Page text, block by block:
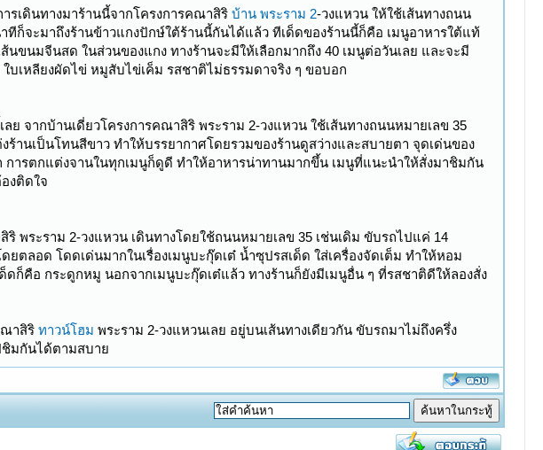
รเดินทางมาร้านนี้จากโครงการคณาสิริบ้าน พระราม 2-วงแหวน ให้ใช้เส้นทางถนน
ทีก็จะมาถึงร้านข้าวแกงปักษ์ใต้ร้านนี้กันได้แล้ว ทีเด็ดของร้านนี้ก็คือ เมนูอาหารใต้แท้
ขนมจีนสด ในส่วนของแกง ทางร้านจะมีให้เลือกมากถึง 40 เมนูต่อวันเลย และจะมี
เหลียงผัดไข่ หมูสับไข่เค็ม รสชาติไม่ธรรมดาจริง ๆ ขอบอก
จากบ้านเดี่ยวโครงการคณาสิริ พระราม 2-วงแหวน ใช้เส้นทางถนนหมายเลข 35
านเป็นโทนสีขาว ทำให้บรรยากาศโดยรวมของร้านดูสว่างและสบายตา จุดเด่นของ
ารตกแต่งจานในทุกเมนูก็ดูดี ทำให้อาหารน่าทานมากขึ้น เมนูที่แนะนำให้สั่งมาชิมกัน
งติดใจ
ริ พระราม 2-วงแหวน เดินทางโดยใช้ถนนหมายเลข 35 เช่นเดิม ขับรถไปแค่ 14
ตลอด โดดเด่นมากในเรื่องเมนูบะกุ๊ดเต๋ น้ำซุปรสเด็ด ใส่เครื่องจัดเต็ม ทำให้หอม
ก็คือ กระดูกหมู นอกจากเมนูบะกุ๊ดเต๋แล้ว ทางร้านก็ยังมีเมนูอื่น ๆ ที่รสชาติดีให้ลองสั่ง
ณาสิริทาวน์โฮม พระราม 2-วงแหวนเลย อยู่บนเส้นทางเดียวกัน ขับรถมาไม่ถึงครึ่ง
ชิมกันได้ตามสบาย